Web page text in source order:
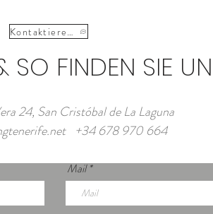
Kontaktieren Sie uns
SO FINDEN SIE
24, San Cristóbal de La Laguna
+34 678 970 664
Mail